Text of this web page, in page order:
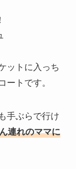
ットに入っち
ートです。
手ぶらで行け
連れのママに